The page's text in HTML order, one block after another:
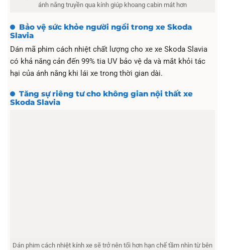
ánh nắng truyền qua kính giúp khoang cabin mát hơn
Bảo vệ sức khỏe người ngồi trong xe Skoda
Slavia
Dán mã phim cách nhiệt chất lượng cho xe xe Skoda Slavia
có khả năng cản đến 99% tia UV bảo vệ da và mắt khỏi tác
hại của ánh nắng khi lái xe trong thời gian dài.
Tăng sự riêng tư cho không gian nội thất xe
Skoda Slavia
Dán phim cách nhiệt kính xe sẽ trở nên tối hơn hạn chế tầm nhìn từ bên